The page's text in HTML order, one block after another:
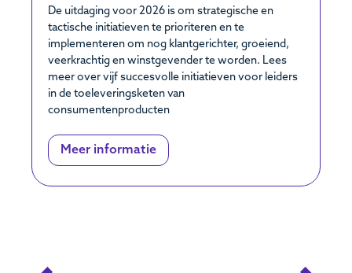
De uitdaging voor 2026 is om strategische en
tactische initiatieven te prioriteren en te
implementeren om nog klantgerichter, groeiend,
veerkrachtig en winstgevender te worden. Lees
meer over vijf succesvolle initiatieven voor leiders
in de toeleveringsketen van
consumentenproducten
Meer informatie